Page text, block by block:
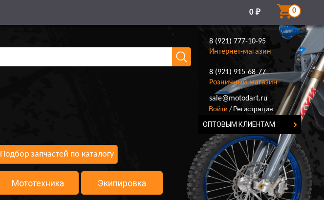
0 ₽ 0
8 (921) 777-10-95
Интернет-магазин
8 (921) 915-68-77
Розничный магазин
8 (921) 777-10-95
sale@motodart.ru
Войти / Регистрация
ОПТОВЫМ КЛИЕНТАМ
Подбор запчастей по каталогу
Мототехника Экипировка